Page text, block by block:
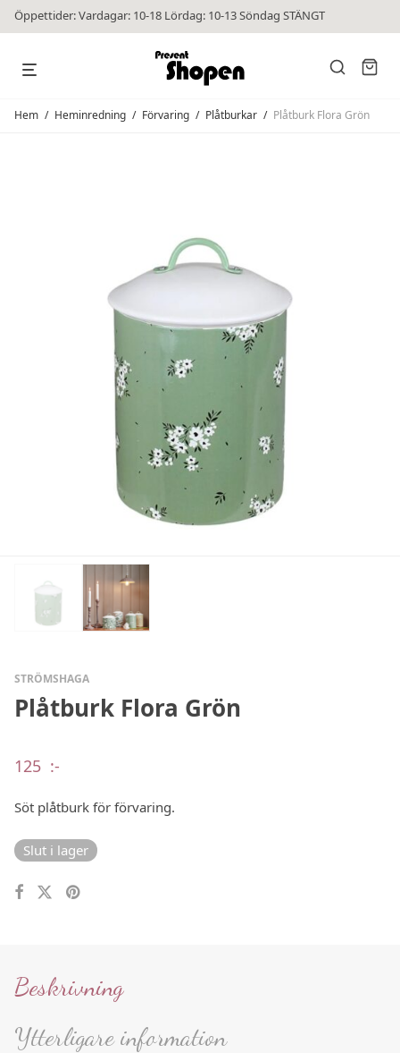
Öppettider: Vardagar: 10-18 Lördag: 10-13 Söndag STÄNGT
Hem / Heminredning / Förvaring / Plåtburkar / Plåtburk Flora Grön
STRÖMSHAGA
Plåtburk Flora Grön
125 :-
Söt plåtburk för förvaring.
Slut i lager
Beskrivning
Ytterligare information